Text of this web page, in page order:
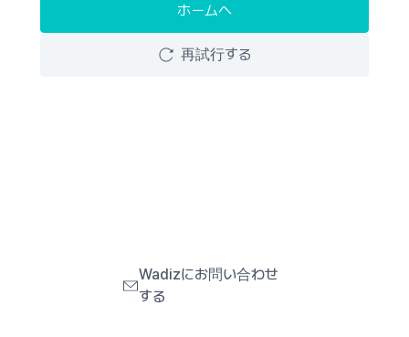
ホームへ
再試行する
Wadizにお問い合わせ
する